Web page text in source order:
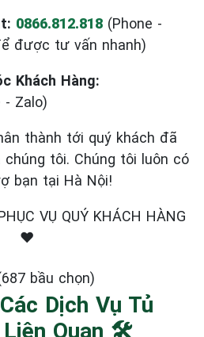
0866.812.818 (Phone -
được tư vấn nhanh)
Khách Hàng:
- Zalo)
thành tới quý khách đã
chúng tôi. Chúng tôi luôn có
bạn tại Hà Nội!
VỤ QUÝ KHÁCH HÀNG
❤️
bầu chọn)
Dịch Vụ Tủ
Liên Quan 🛠️